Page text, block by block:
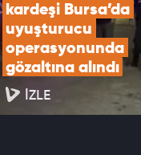
kardeşi Bursa’da
uyuşturucu
operasyonunda
gözaltına alındı
İZLE